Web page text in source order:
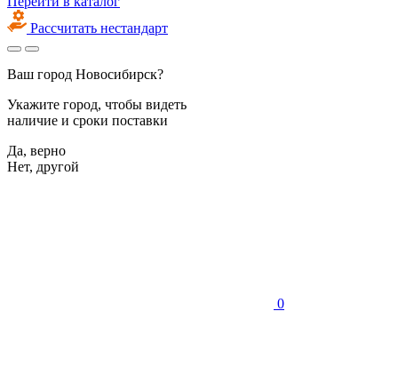
Рассчитать нестандарт
Ваш город Новосибирск?
Укажите город, чтобы видеть
наличие и сроки поставки
Да, верно
Нет, другой
0